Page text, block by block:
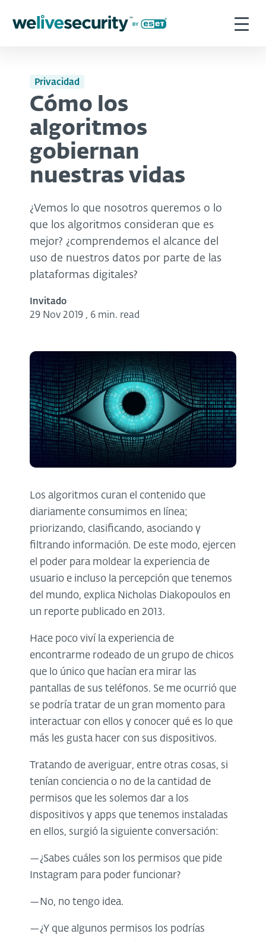
Privacidad
Cómo los
algoritmos
gobiernan
nuestras vidas
¿Vemos lo que nosotros queremos o lo
que los algoritmos consideran que es
mejor? ¿comprendemos el alcance del
uso de nuestros datos por parte de las
plataformas digitales?
Invitado
29 Nov 2019 , 6 min. read
Los algoritmos curan el contenido que
diariamente consumimos en línea;
priorizando, clasificando, asociando y
filtrando información. De este modo, ejercen
el poder para moldear la experiencia de
usuario e incluso la percepción que tenemos
del mundo, explica Nicholas Diakopoulos en
un reporte publicado en 2013.
Hace poco viví la experiencia de
encontrarme rodeado de un grupo de chicos
que lo único que hacían era mirar las
pantallas de sus teléfonos. Se me ocurrió que
se podría tratar de un gran momento para
interactuar con ellos y conocer qué es lo que
más les gusta hacer con sus dispositivos.
Tratando de averiguar, entre otras cosas, si
tenían conciencia o no de la cantidad de
permisos que les solemos dar a los
dispositivos y apps que tenemos instaladas
en ellos, surgió la siguiente conversación:
—¿Sabes cuáles son los permisos que pide
Instagram para poder funcionar?
—No, no tengo idea.
—¿Y que algunos permisos los podrías